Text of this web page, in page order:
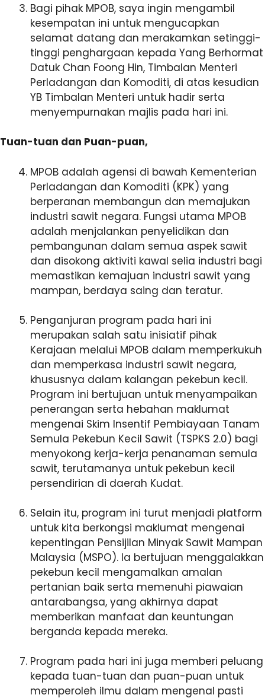
Bagi pihak MPOB, saya ingin mengambil
kesempatan ini untuk mengucapkan
selamat datang dan merakamkan setinggi-
tinggi penghargaan kepada Yang Berhormat
Datuk Chan Foong Hin, Timbalan Menteri
Perladangan dan Komoditi, di atas kesudian
YB Timbalan Menteri untuk hadir serta
menyempurnakan majlis pada hari ini.
Tuan-tuan dan Puan-puan,
MPOB adalah agensi di bawah Kementerian
Perladangan dan Komoditi (KPK) yang
berperanan membangun dan memajukan
industri sawit negara. Fungsi utama MPOB
adalah menjalankan penyelidikan dan
pembangunan dalam semua aspek sawit
dan disokong aktiviti kawal selia industri bagi
memastikan kemajuan industri sawit yang
mampan, berdaya saing dan teratur.
Penganjuran program pada hari ini
merupakan salah satu inisiatif pihak
Kerajaan melalui MPOB dalam memperkukuh
dan memperkasa industri sawit negara,
khususnya dalam kalangan pekebun kecil.
Program ini bertujuan untuk menyampaikan
penerangan serta hebahan maklumat
mengenai Skim Insentif Pembiayaan Tanam
Semula Pekebun Kecil Sawit (TSPKS 2.0) bagi
menyokong kerja-kerja penanaman semula
sawit, terutamanya untuk pekebun kecil
persendirian di daerah Kudat.
Selain itu, program ini turut menjadi platform
untuk kita berkongsi maklumat mengenai
kepentingan Pensijilan Minyak Sawit Mampan
Malaysia (MSPO). Ia bertujuan menggalakkan
pekebun kecil mengamalkan amalan
pertanian baik serta memenuhi piawaian
antarabangsa, yang akhirnya dapat
memberikan manfaat dan keuntungan
berganda kepada mereka.
Program pada hari ini juga memberi peluang
kepada tuan-tuan dan puan-puan untuk
memperoleh ilmu dalam mengenal pasti